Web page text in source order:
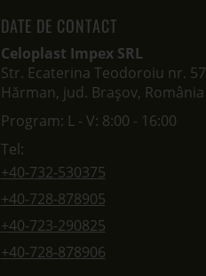
DATE DE CONTACT
Celoplast Impex SRL
Str. Ecaterina Teodoroiu nr. 57
Hărman, jud. Brașov, România
Program: L - V: 8:00 - 16:00
Tel:
+40-732-530375
+40-728-878905
+40-723-290825
+40-728-878906